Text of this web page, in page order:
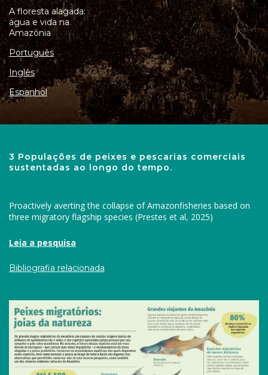
A floresta alagada:
água e vida na
Amazônia
Português
Inglês
Espanhol
3 Populações de peixes e pescarias comerciais
sustentadas ao longo do tempo.
Proactively averting the collapse of Amazonfisheries based on
three migratory flagship species (Prestes et al, 2025)
Leia a pesquisa
Bibliografia relacionada